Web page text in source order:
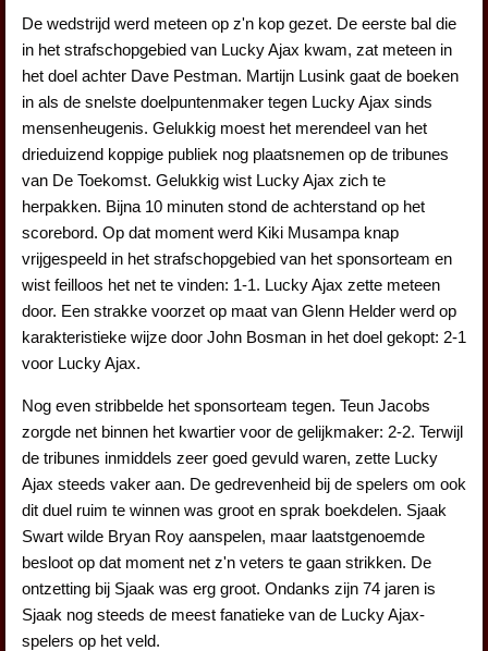
De wedstrijd werd meteen op z'n kop gezet. De eerste bal die
in het strafschopgebied van Lucky Ajax kwam, zat meteen in
het doel achter Dave Pestman. Martijn Lusink gaat de boeken
in als de snelste doelpuntenmaker tegen Lucky Ajax sinds
mensenheugenis. Gelukkig moest het merendeel van het
drieduizend koppige publiek nog plaatsnemen op de tribunes
van De Toekomst. Gelukkig wist Lucky Ajax zich te
herpakken. Bijna 10 minuten stond de achterstand op het
scorebord. Op dat moment werd Kiki Musampa knap
vrijgespeeld in het strafschopgebied van het sponsorteam en
wist feilloos het net te vinden: 1-1. Lucky Ajax zette meteen
door. Een strakke voorzet op maat van Glenn Helder werd op
karakteristieke wijze door John Bosman in het doel gekopt: 2-1
voor Lucky Ajax.
Nog even stribbelde het sponsorteam tegen. Teun Jacobs
zorgde net binnen het kwartier voor de gelijkmaker: 2-2. Terwijl
de tribunes inmiddels zeer goed gevuld waren, zette Lucky
Ajax steeds vaker aan. De gedrevenheid bij de spelers om ook
dit duel ruim te winnen was groot en sprak boekdelen. Sjaak
Swart wilde Bryan Roy aanspelen, maar laatstgenoemde
besloot op dat moment net z'n veters te gaan strikken. De
ontzetting bij Sjaak was erg groot. Ondanks zijn 74 jaren is
Sjaak nog steeds de meest fanatieke van de Lucky Ajax-
spelers op het veld.